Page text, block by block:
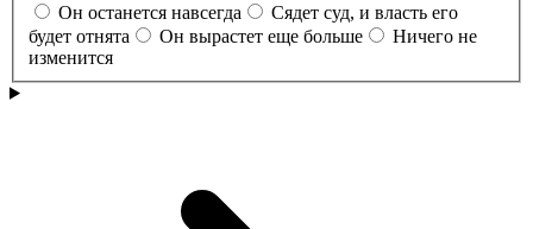
Он останется навсегда
Сядет суд, и власть его
будет отнята
Он вырастет еще больше
Ничего не
изменится